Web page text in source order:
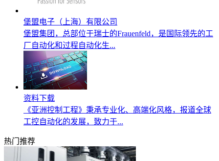
堡盟电子（上海）有限公司
堡盟集团，总部位于瑞士的Frauenfeld，是国际领先的工
厂自动化和过程自动化生...
资料下载
《亚洲控制工程》秉承专业化、高端化风格，报道全球
工控自动化的发展，致力于...
热门推荐